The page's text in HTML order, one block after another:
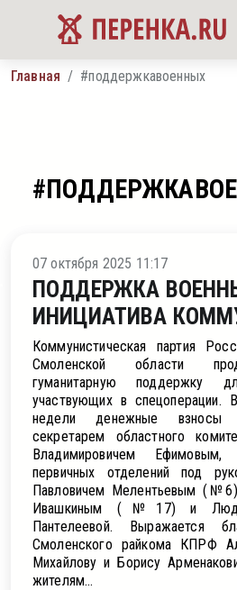
Главная #поддержкавоенных
07 октября 2025 11:17
ПОДДЕРЖКА
ИНИЦИАТИВА
Коммунистическая партия
Смоленской области
гуманитарную поддержку
участвующих в спецоперации.
недели денежные взносы
секретарем областного
Владимировичем Ефимовым,
первичных отделений под
Павловичем Мелентьевым
Ивашкиным (№17) и
Пантелеевой. Выражается
Смоленского райкома КПРФ
Михайлову и Борису
жителям...